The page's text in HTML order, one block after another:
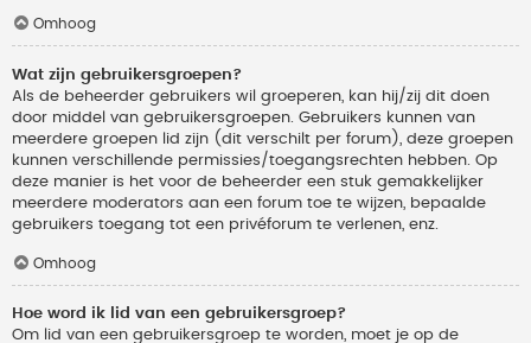
Omhoog
Wat zijn gebruikersgroepen?
Als de beheerder gebruikers wil groeperen, kan hij/zij dit doen
door middel van gebruikersgroepen. Gebruikers kunnen van
meerdere groepen lid zijn (dit verschilt per forum), deze groepen
kunnen verschillende permissies/toegangsrechten hebben. Op
deze manier is het voor de beheerder een stuk gemakkelijker
meerdere moderators aan een forum toe te wijzen, bepaalde
gebruikers toegang tot een privéforum te verlenen, enz.
Omhoog
Hoe word ik lid van een gebruikersgroep?
Om lid van een gebruikersgroep te worden, moet je op de